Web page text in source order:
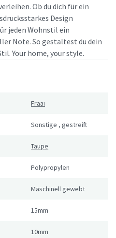
Ob du dich für ein
Design
jeden Wohnstil ein
Note. So gestaltest du dein
Your home, your style.
Fraai
Sonstige , gestreift
Taupe
Polypropylen
Maschinell gewebt
15mm
10mm